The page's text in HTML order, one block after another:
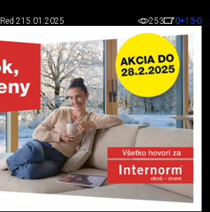
Red 215.01.2025 253 0+13-0